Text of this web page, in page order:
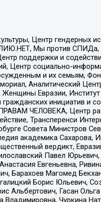
Центр гендерных
Мы против СПИДа,
поддержки и
Центр социально-
и их семьям,
Аналитический
Евразии,
инициатив и
ЧЕЛОВЕКА, Центр
Трансперенси
Совета Министров
академика Сахарова,
вердикт,
Павел
Евгеньевна,
Барахоев Магомед
Борис Юльевич,
Альбертович, Гасан
Чуркина